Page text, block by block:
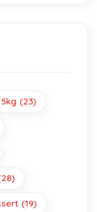
5kg (23)
(19)